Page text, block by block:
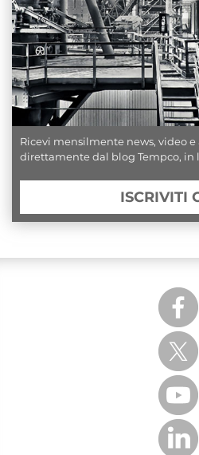
Ricevi mensilmente news, video
direttamente dal blog Tempco, in
ISCRIVITI